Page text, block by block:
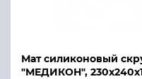
Мат силиконовый
"МЕДИКОН",